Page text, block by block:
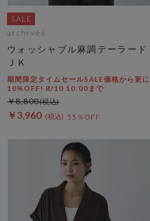
archives
ウォッシャブル麻調テーラード
ＪＫ
期間限定タイムセールSALE価格から更に
10%OFF! 8/10 10:00まで
￥3,960 55％OFF
￥8,800